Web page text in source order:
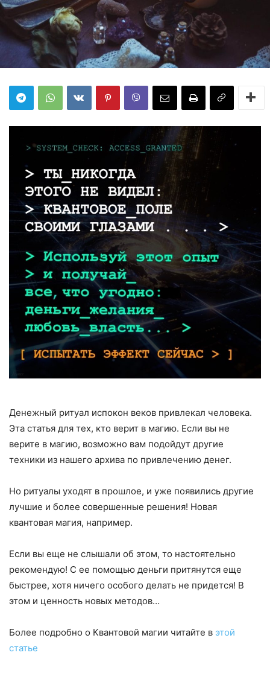
Денежный ритуал испокон веков привлекал человека.
Эта статья для тех, кто верит в магию. Если вы не
верите в магию, возможно вам подойдут другие
техники из нашего архива по привлечению денег.
Но ритуалы уходят в прошлое, и уже появились другие
лучшие и более совершенные решения! Новая
квантовая магия, например.
Если вы еще не слышали об этом, то настоятельно
рекомендую! С ее помощью деньги притянутся еще
быстрее, хотя ничего особого делать не придется! В
этом и ценность новых методов…
Более подробно о Квантовой магии читайте в этой
статье